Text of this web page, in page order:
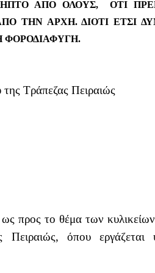
ΑΠΟ ΟΛΟΥΣ, ΟΤΙ
ΤΗΝ ΑΡΧΗ. ΔΙΟΤΙ ΕΤΣΙ
ΦΟΡΟΔΙΑΦΥΓΗ.
Τράπεζας Πειραιώς
προς το θέμα των
Πειραιώς, όπου